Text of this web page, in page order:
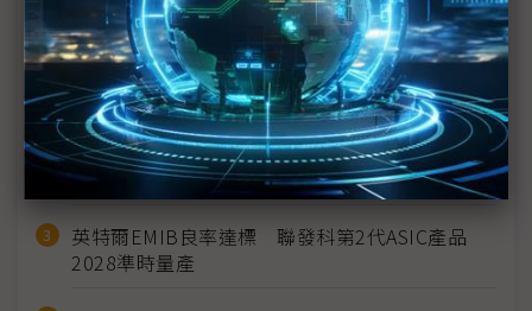
近７天熱門報導
MLCC訂單過熱、出貨比創高 村田示警全球AI基
建熱潮將趨緩
2027全年記憶體產能提前售罄 買家「祕而不
宣」只怕買不夠
英特爾EMIB良率達標 聯發科第2代ASIC產品
2028準時量產